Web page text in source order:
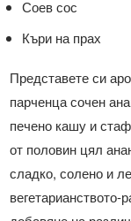
Соев сос
Къри на прах
Представете си
парченца сочен
печено кашу и
от половин цял
сладко, солено и
вегетарианството-